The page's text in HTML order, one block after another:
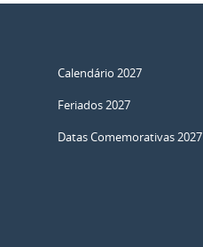
Calendário 2027
Feriados 2027
Datas Comemorativas 2027